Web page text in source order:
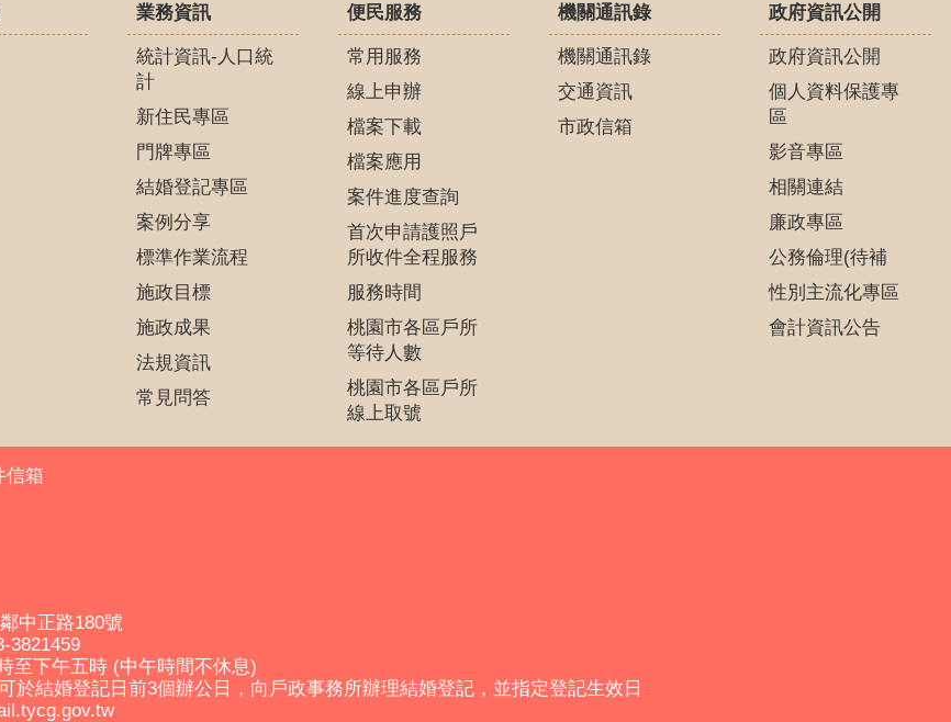
業務資訊
統計資訊-人口統
計
新住民專區
門牌專區
結婚登記專區
案例分享
標準作業流程
施政目標
施政成果
法規資訊
常見問答
便民服務
常用服務
線上申辦
檔案下載
檔案應用
案件進度查詢
首次申請護照戶
所收件全程服務
服務時間
桃園市各區戶所
等待人數
桃園市各區戶所
線上取號
機關通訊錄
機關通訊錄
交通資訊
市政信箱
政府資訊公開
政府資訊公開
個人資料保護專
區
影音專區
相關連結
廉政專區
公務倫理(待補
性別主流化專區
會計資訊公告
信箱
中正路180號
3821459
至下午五時 (中午時間不休息)
於結婚登記日前3個辦公日，向戶政事務所辦理結婚登記，並指定登記生效日